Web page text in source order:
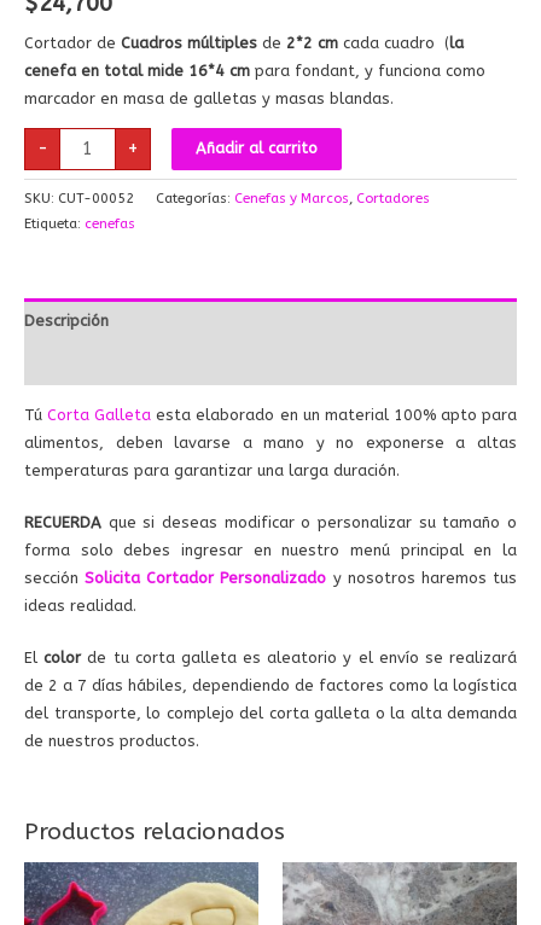
Cortador de Cuadros múltiples de 2*2 cm cada cuadro (la
cenefa en total mide 16*4 cm para fondant, y funciona como
marcador en masa de galletas y masas blandas.
- + Añadir al carrito
SKU: CUT-00052 Categorías: Cenefas y Marcos, Cortadores
Etiqueta: cenefas
Descripción
TúCorta Galleta esta elaborado en un material 100% apto para
alimentos, deben lavarse a mano y no exponerse a altas
temperaturas para garantizar una larga duración.
RECUERDA que si deseas modificar o personalizar su tamaño o
forma solo debes ingresar en nuestro menú principal en la
secciónSolicita Cortador Personalizado y nosotros haremos tus
ideas realidad.
Elcolorde tu corta galleta es aleatorio y el envío se realizará
de 2 a 7 días hábiles, dependiendo de factores como la logística
del transporte, lo complejo del corta galleta o la alta demanda
de nuestros productos.
Productos relacionados